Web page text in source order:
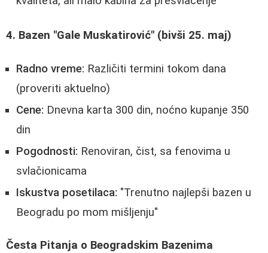
4. Bazen "Gale Muskatirović" (bivši 25. maj)
Radno vreme: Različiti termini tokom dana
(proveriti aktuelno)
Cene: Dnevna karta 300 din, noćno kupanje 350
din
Pogodnosti: Renoviran, čist, sa fenovima u
svlačionicama
Iskustva posetilaca: "Trenutno najlepši bazen u
Beogradu po mom mišljenju"
Česta Pitanja o Beogradskim Bazenima